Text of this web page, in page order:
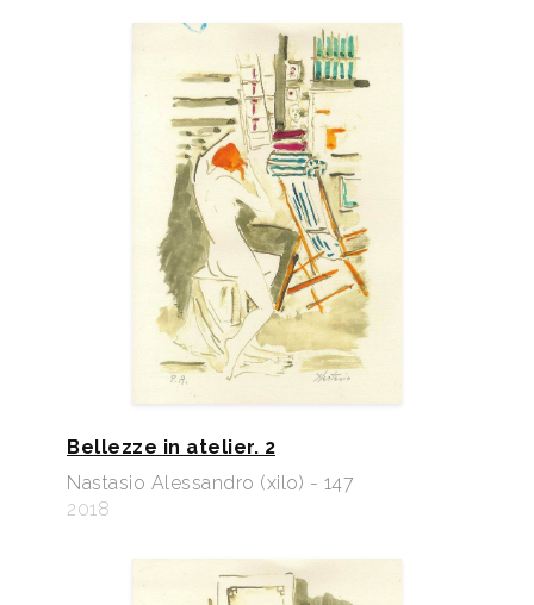
Bellezze in atelier. 2
Nastasio Alessandro (xilo) - 147
2018